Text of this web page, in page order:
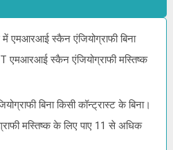
में एमआरआई स्कैन एंजियोग्राफी बिना
एमआरआई स्कैन एंजियोग्राफी मस्तिष्क
बिना किसी कॉन्ट्रास्ट के बिना।
मस्तिष्क के लिए पाए 11 से अधिक